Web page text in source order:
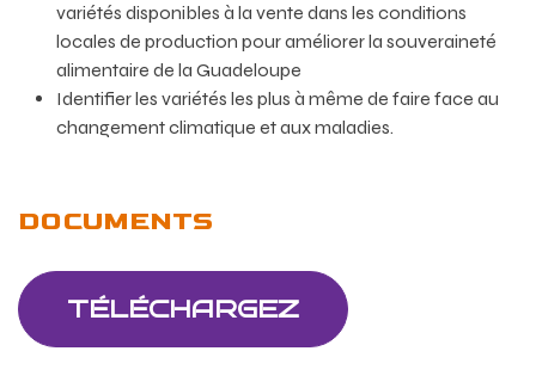
variétés disponibles à la vente dans les conditions
locales de production pour améliorer la souveraineté
alimentaire de la Guadeloupe
Identifier les variétés les plus à même de faire face au
changement climatique et aux maladies.
DOCUMENTS
TÉLÉCHARGEZ